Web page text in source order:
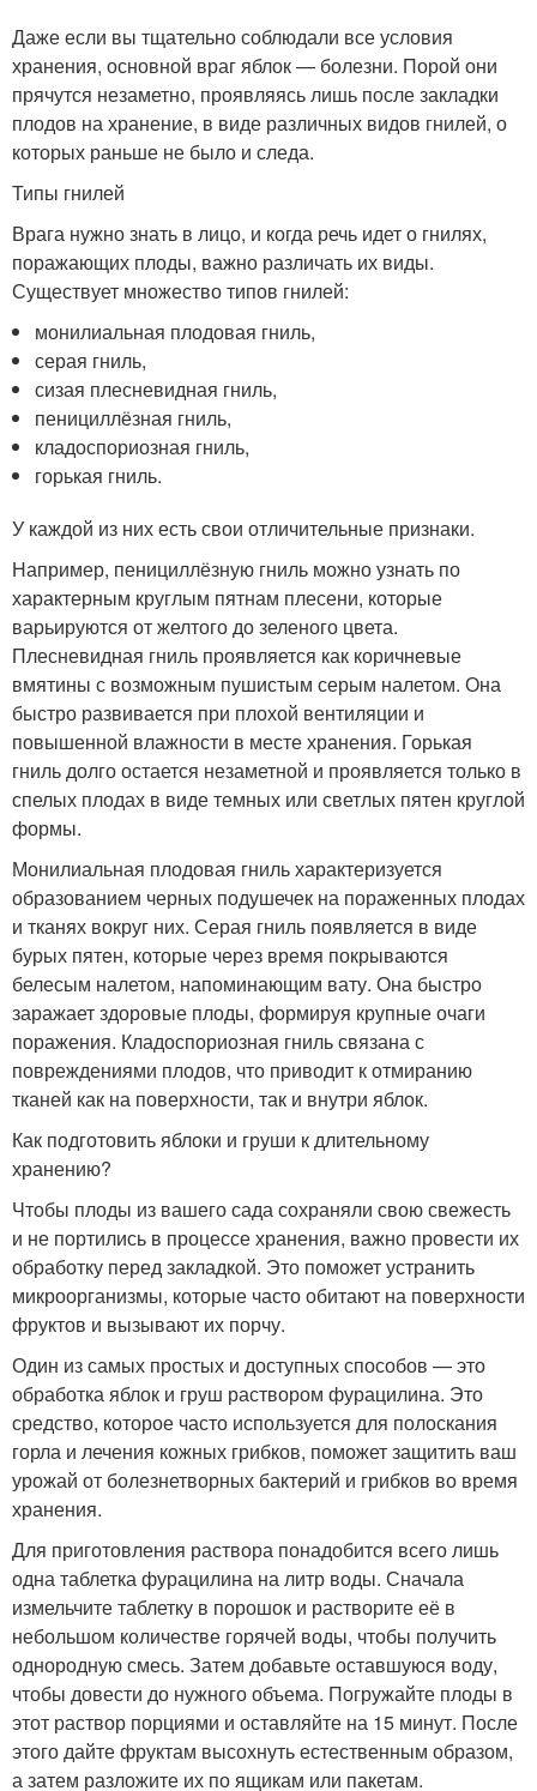
Даже если вы тщательно соблюдали все условия
хранения, основной враг яблок — болезни. Порой они
прячутся незаметно, проявляясь лишь после закладки
плодов на хранение, в виде различных видов гнилей, о
которых раньше не было и следа.
Типы гнилей
Врага нужно знать в лицо, и когда речь идет о гнилях,
поражающих плоды, важно различать их виды.
Существует множество типов гнилей:
монилиальная плодовая гниль,
серая гниль,
сизая плесневидная гниль,
пенициллёзная гниль,
кладоспориозная гниль,
горькая гниль.
У каждой из них есть свои отличительные признаки.
Например, пенициллёзную гниль можно узнать по
характерным круглым пятнам плесени, которые
варьируются от желтого до зеленого цвета.
Плесневидная гниль проявляется как коричневые
вмятины с возможным пушистым серым налетом. Она
быстро развивается при плохой вентиляции и
повышенной влажности в месте хранения. Горькая
гниль долго остается незаметной и проявляется только в
спелых плодах в виде темных или светлых пятен круглой
формы.
Монилиальная плодовая гниль характеризуется
образованием черных подушечек на пораженных плодах
и тканях вокруг них. Серая гниль появляется в виде
бурых пятен, которые через время покрываются
белесым налетом, напоминающим вату. Она быстро
заражает здоровые плоды, формируя крупные очаги
поражения. Кладоспориозная гниль связана с
повреждениями плодов, что приводит к отмиранию
тканей как на поверхности, так и внутри яблок.
Как подготовить яблоки и груши к длительному
хранению?
Чтобы плоды из вашего сада сохраняли свою свежесть
и не портились в процессе хранения, важно провести их
обработку перед закладкой. Это поможет устранить
микроорганизмы, которые часто обитают на поверхности
фруктов и вызывают их порчу.
Один из самых простых и доступных способов — это
обработка яблок и груш раствором фурацилина. Это
средство, которое часто используется для полоскания
горла и лечения кожных грибков, поможет защитить ваш
урожай от болезнетворных бактерий и грибков во время
хранения.
Для приготовления раствора понадобится всего лишь
одна таблетка фурацилина на литр воды. Сначала
измельчите таблетку в порошок и растворите её в
небольшом количестве горячей воды, чтобы получить
однородную смесь. Затем добавьте оставшуюся воду,
чтобы довести до нужного объема. Погружайте плоды в
этот раствор порциями и оставляйте на 15 минут. После
этого дайте фруктам высохнуть естественным образом,
а затем разложите их по ящикам или пакетам.